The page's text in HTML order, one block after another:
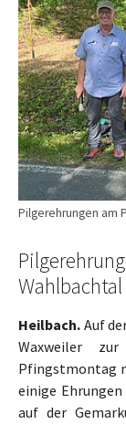
Pilgerehrungen am
Wahlbachtal
Heilbach. Auf
Waxweiler
Pfingstmontag
einige
auf der